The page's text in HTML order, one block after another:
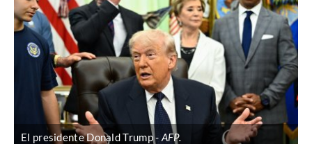
El presidente Donald Trump AFP.